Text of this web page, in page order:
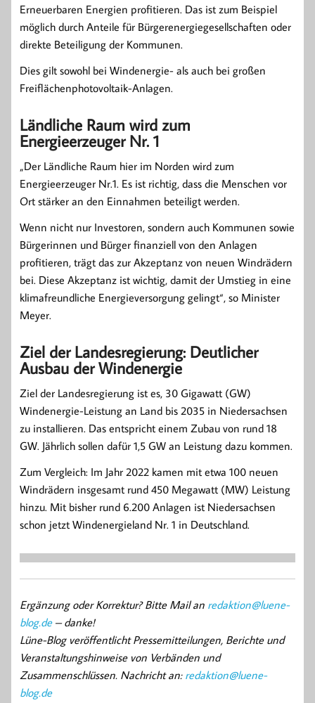
Erneuerbaren Energien profitieren. Das ist zum Beispiel
möglich durch Anteile für Bürgerenergiegesellschaften oder
direkte Beteiligung der Kommunen.
Dies gilt sowohl bei Windenergie- als auch bei großen
Freiflächenphotovoltaik-Anlagen.
Ländliche Raum wird zum
Energieerzeuger Nr. 1
„Der Ländliche Raum hier im Norden wird zum
Energieerzeuger Nr.1. Es ist richtig, dass die Menschen vor
Ort stärker an den Einnahmen beteiligt werden.
Wenn nicht nur Investoren, sondern auch Kommunen sowie
Bürgerinnen und Bürger finanziell von den Anlagen
profitieren, trägt das zur Akzeptanz von neuen Windrädern
bei. Diese Akzeptanz ist wichtig, damit der Umstieg in eine
klimafreundliche Energieversorgung gelingt“, so Minister
Meyer.
Ziel der Landesregierung: Deutlicher
Ausbau der Windenergie
Ziel der Landesregierung ist es, 30 Gigawatt (GW)
Windenergie-Leistung an Land bis 2035 in Niedersachsen
zu installieren. Das entspricht einem Zubau von rund 18
GW. Jährlich sollen dafür 1,5 GW an Leistung dazu kommen.
Zum Vergleich: Im Jahr 2022 kamen mit etwa 100 neuen
Windrädern insgesamt rund 450 Megawatt (MW) Leistung
hinzu. Mit bisher rund 6.200 Anlagen ist Niedersachsen
schon jetzt Windenergieland Nr. 1 in Deutschland.
Ergänzung oder Korrektur? Bitte Mail an redaktion@luene-
blog.de– danke!
Lüne-Blog veröffentlicht Pressemitteilungen, Berichte und
Veranstaltungshinweise von Verbänden und
Zusammenschlüssen. Nachricht an: redaktion@luene-
blog.de